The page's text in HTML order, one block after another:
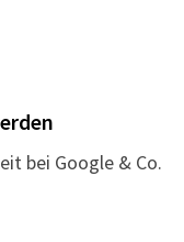
bei Google & Co.